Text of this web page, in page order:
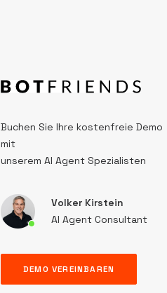
Buchen Sie Ihre kostenfreie Demo
mit
unserem AI Agent Spezialisten
Volker Kirstein
AI Agent Consultant
DEMO VEREINBAREN